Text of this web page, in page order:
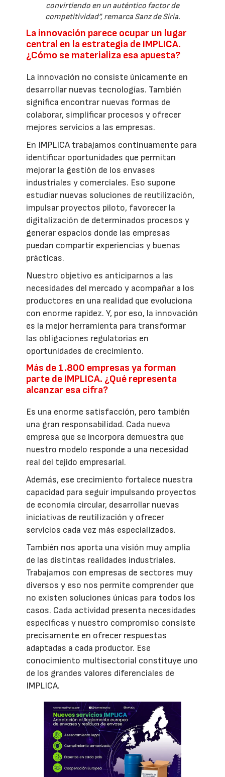
convirtiendo en un auténtico factor de
competitividad”, remarca Sanz de Siria.
La innovación parece ocupar un lugar
central en la estrategia de IMPLICA.
¿Cómo se materializa esa apuesta?
La innovación no consiste únicamente en
desarrollar nuevas tecnologías. También
significa encontrar nuevas formas de
colaborar, simplificar procesos y ofrecer
mejores servicios a las empresas.
En IMPLICA trabajamos continuamente para
identificar oportunidades que permitan
mejorar la gestión de los envases
industriales y comerciales. Eso supone
estudiar nuevas soluciones de reutilización,
impulsar proyectos piloto, favorecer la
digitalización de determinados procesos y
generar espacios donde las empresas
puedan compartir experiencias y buenas
prácticas.
Nuestro objetivo es anticiparnos a las
necesidades del mercado y acompañar a los
productores en una realidad que evoluciona
con enorme rapidez. Y, por eso, la innovación
es la mejor herramienta para transformar
las obligaciones regulatorias en
oportunidades de crecimiento.
Más de 1.800 empresas ya forman
parte de IMPLICA. ¿Qué representa
alcanzar esa cifra?
Es una enorme satisfacción, pero también
una gran responsabilidad. Cada nueva
empresa que se incorpora demuestra que
nuestro modelo responde a una necesidad
real del tejido empresarial.
Además, ese crecimiento fortalece nuestra
capacidad para seguir impulsando proyectos
de economía circular, desarrollar nuevas
iniciativas de reutilización y ofrecer
servicios cada vez más especializados.
También nos aporta una visión muy amplia
de las distintas realidades industriales.
Trabajamos con empresas de sectores muy
diversos y eso nos permite comprender que
no existen soluciones únicas para todos los
casos. Cada actividad presenta necesidades
específicas y nuestro compromiso consiste
precisamente en ofrecer respuestas
adaptadas a cada productor. Ese
conocimiento multisectorial constituye uno
de los grandes valores diferenciales de
IMPLICA.